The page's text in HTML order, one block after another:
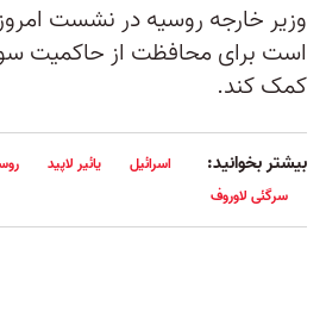
وزیر خارجه روسیه در نشست
است برای محافظت از حاکمیت
کمک کند.
بیشتر بخوانید: اسرائیل یائیر لاپید
سرگئی لاوروف